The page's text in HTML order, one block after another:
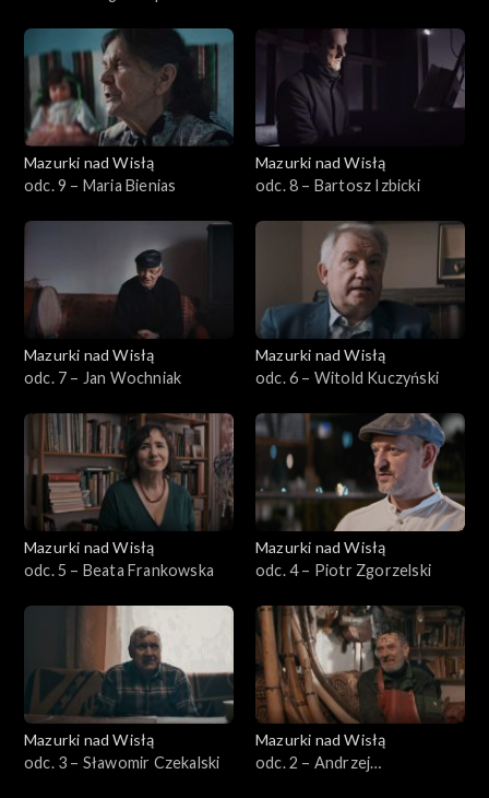
Mazurki nad Wisłą
odc. 9 – Maria Bienias
Mazurki nad Wisłą
odc. 8 – Bartosz Izbicki
Mazurki nad Wisłą
odc. 7 – Jan Wochniak
Mazurki nad Wisłą
odc. 6 – Witold Kuczyński
Mazurki nad Wisłą
odc. 5 – Beata Frankowska
Mazurki nad Wisłą
odc. 4 – Piotr Zgorzelski
Mazurki nad Wisłą
odc. 3 – Sławomir Czekalski
Mazurki nad Wisłą
odc. 2 – Andrzej